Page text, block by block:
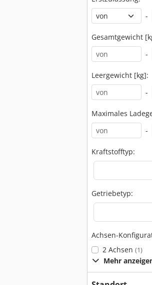
-
Gesamtgewicht
-
Leergewicht [kg]:
-
Maximales
-
Kraftstofftyp:
Getriebetyp:
Achsen-
2 Achsen (1)
Mehr
Treibgasstapler